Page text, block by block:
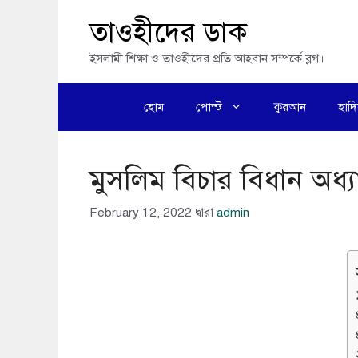
তাওহীদের ডাক
ইসলামী শিক্ষা ও তাওহীদের প্রতি আহবান সম্পর্কে ব্লগ।
হোম পোস্ট কুরআন
মুসলিম বিচার বিধান
February 12, 2022 দ্বারাadmin